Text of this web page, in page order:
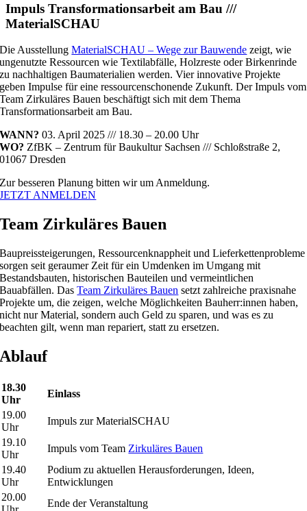
Impuls Transformationsarbeit am Bau ///
MaterialSCHAU
Die AusstellungMaterialSCHAU – Wege zur Bauwende zeigt, wie
ungenutzte Ressourcen wie Textilabfälle, Holzreste oder Birkenrinde
zu nachhaltigen Baumaterialien werden. Vier innovative Projekte
geben Impulse für eine ressourcenschonende Zukunft.Der Impuls vom
Team Zirkuläres Bauen beschäftigt sich mit dem Thema
Transformationsarbeit am Bau.
WANN? 03. April 2025 /// 18.30 – 20.00 Uhr
WO? ZfBK – Zentrum für Baukultur Sachsen /// Schloßstraße 2,
01067 Dresden
Zur besseren Planung bitten wir um Anmeldung.
JETZT ANMELDEN
Team Zirkuläres Bauen
Baupreissteigerungen, Ressourcenknappheit und Lieferkettenprobleme
sorgen seit geraumer Zeit für ein Umdenken im Umgang mit
Bestandsbauten, historischen Bauteilen und vermeintlichen
Bauabfällen. DasTeam Zirkuläres Bauen setzt zahlreiche praxisnahe
Projekte um, die zeigen, welche Möglichkeiten Bauherr:innen haben,
nicht nur Material, sondern auch Geld zu sparen, und was es zu
beachten gilt, wenn man repariert, statt zu ersetzen.
Ablauf
18.30
Uhr
Einlass
19.00
Uhr
Impuls zur MaterialSCHAU
19.10
Uhr
Impuls vom Team Zirkuläres Bauen
19.40
Uhr
Podium zu aktuellen Herausforderungen, Ideen,
Entwicklungen
20.00
Ende der Veranstaltung